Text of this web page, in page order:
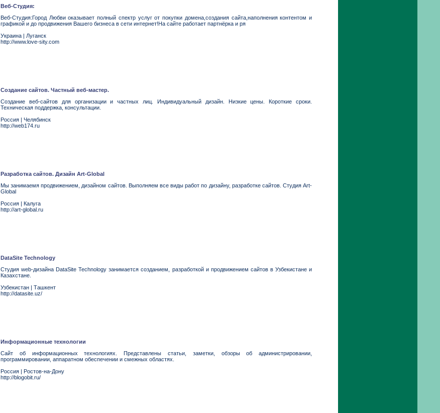
Веб-Студия:
Веб-Студия:Город Любви оказывает полный спектр услуг от покупки домена,создания сайта,наполнения контентом и
графикой и до продвижения Вашего бизнеса в сети интернет!На сайте работает партнёрка и ря
Украина | Луганск
http://www.love-sity.com
Создание сайтов. Частный веб-мастер.
Создание веб-сайтов для организации и частных лиц. Индивидуальный дизайн. Низкие цены. Короткие сроки.
Техническая поддержка, консультации.
Россия | Челябинск
http://web174.ru
Разработка сайтов. Дизайн Art-Global
Мы занимаемя продвижением, дизайном сайтов. Выполняем все виды работ по дизайну, разработке сайтов. Студия Art-
Global
Россия | Калуга
http://art-global.ru
DataSite Technology
Студия web-дизайна DataSite Technology занимается созданием, разработкой и продвижением сайтов в Узбекистане и
Казахстане.
Узбекистан | Ташкент
http://datasite.uz/
Информационные технологии
Сайт об информационных технологиях. Представлены статьи, заметки, обзоры об администрировании,
программировании, аппаратном обеспечении и смежных областях.
Россия | Ростов-на-Дону
http://blogobit.ru/